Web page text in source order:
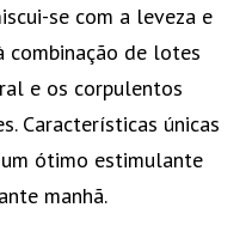
se com a leveza e
de lotes
e os corpulentos
Características únicas
ótimo estimulante
manhã.